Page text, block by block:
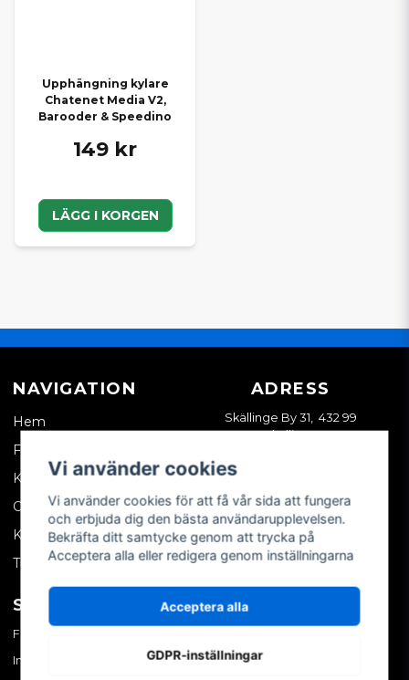
Upphängning kylare
Chatenet Media V2,
Barooder & Speedino
149 kr
LÄGG I KORGEN
NAVIGATION
Hem
Företagskund
Kontakta oss
Om oss
Köpvillkor
Tips & trix
ADRESS
Skällinge By 31, 432 99
Skällinge
SOCIALA MEDIER
Facebook
Instagram
MITT KONTO
Skapa konto
Vi använder cookies
Vi använder cookies för att få vår sida att fungera
och erbjuda dig den bästa användarupplevelsen.
Bekräfta ditt samtycke genom att trycka på
Acceptera alla eller redigera genom inställningarna
Acceptera alla
GDPR-inställningar